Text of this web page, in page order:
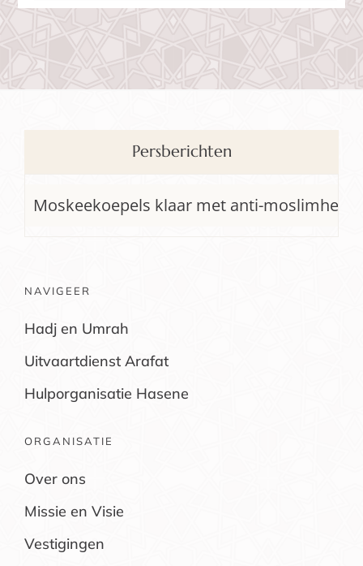
Persberichten
Moskeekoepels klaar met anti-moslimhetze
NAVIGEER
Hadj en Umrah
Uitvaartdienst Arafat
Hulporganisatie Hasene
ORGANISATIE
Over ons
Missie en Visie
Vestigingen